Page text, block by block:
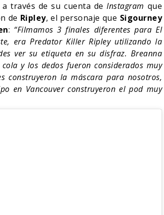
a través de su cuenta deInstagram que
de Ripley, el personaje que Sigourney
: “Filmamos 3 finales diferentes para El
era Predator Killer Ripley utilizando la
ver su etiqueta en su disfraz. Breanna
y los dedos fueron considerados muy
construyeron la máscara para nosotros,
en Vancouver construyeron el pod muy
MONSTER – TEMPORADA
PRIMERAS IMÁGENES